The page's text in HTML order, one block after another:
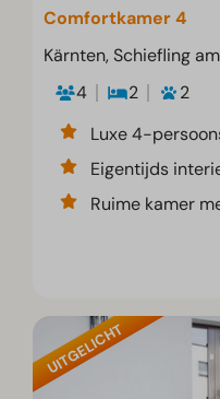
Comfortkamer 4
Kärnten, Schiefling
4
2
2
Luxe 4-
Eigentijds
Ruime kamer
UITGELICHT